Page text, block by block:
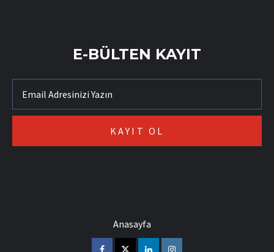
E-BÜLTEN KAYIT
Anasayfa
FacebookTwitterLinkedinInstagram